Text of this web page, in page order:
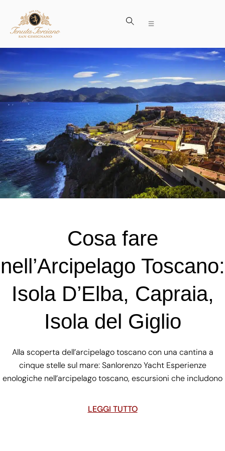
Cosa fare
nell’Arcipelago Toscano:
Isola D’Elba, Capraia,
Isola del Giglio
Alla scoperta dell’arcipelago toscano con una cantina a
cinque stelle sul mare: Sanlorenzo Yacht Esperienze
enologiche nell’arcipelago toscano, escursioni che includono
LEGGI TUTTO